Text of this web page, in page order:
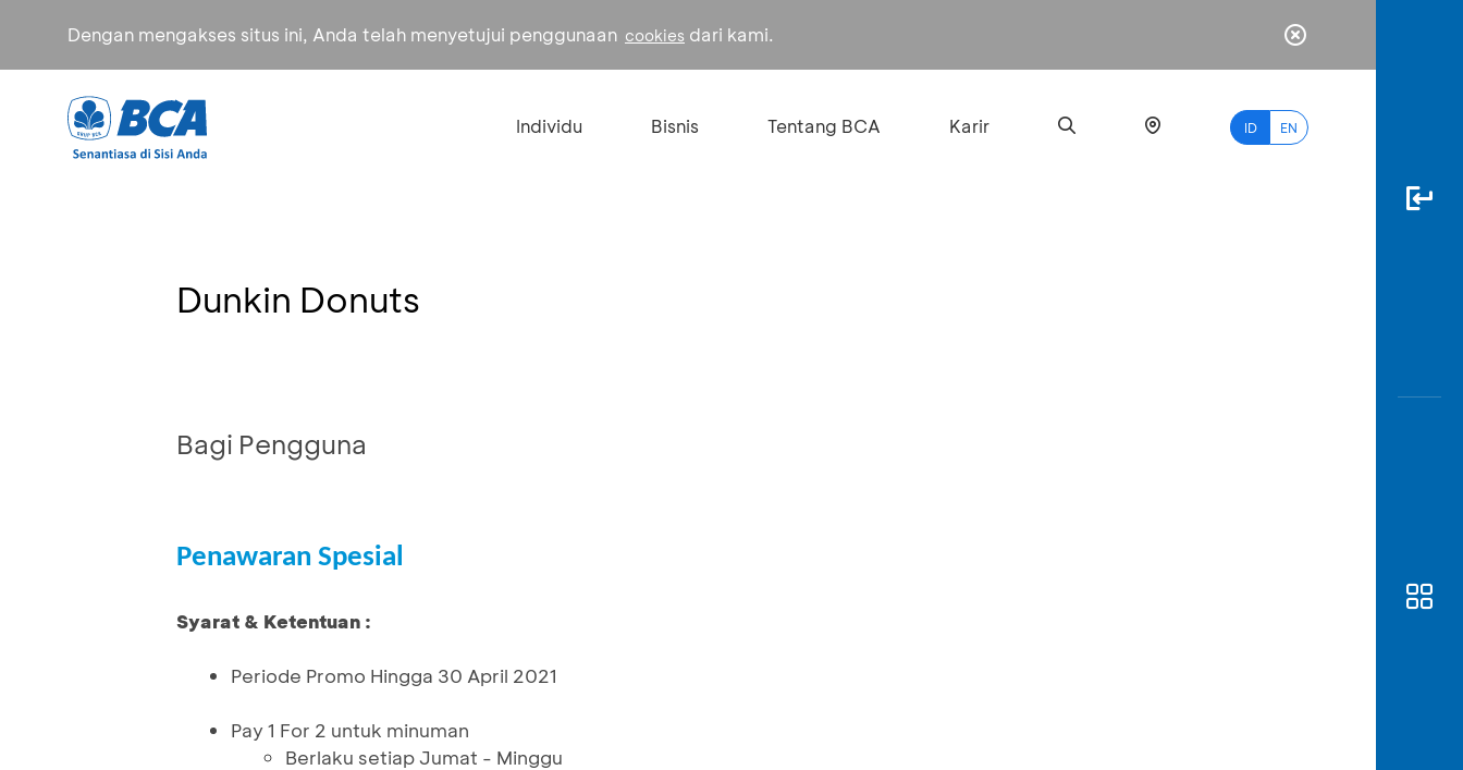
Dengan mengakses situs ini, Anda telah menyetujui penggunaan cookies dari kami.
Individu Bisnis Tentang BCA Karir ID EN
myBCA
Dunkin Donuts
Bagi Pengguna
Penawaran Spesial
Syarat & Ketentuan :
Periode Promo Hingga 30 April 2021
Pay 1 For 2 untuk minuman
Berlaku setiap Jumat - Minggu